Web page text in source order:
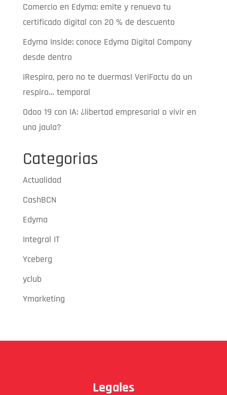
Comercio en Edyma: emite y renueva tu
certificado digital con 20 % de descuento
Edyma Inside: conoce Edyma Digital Company
desde dentro
¡Respira, pero no te duermas! VeriFactu da un
respiro… temporal
Odoo 19 con IA: ¿libertad empresarial o vivir en
una jaula?
Categorias
Actualidad
CashBCN
Edyma
Integral IT
Yceberg
yclub
Ymarketing
Legales